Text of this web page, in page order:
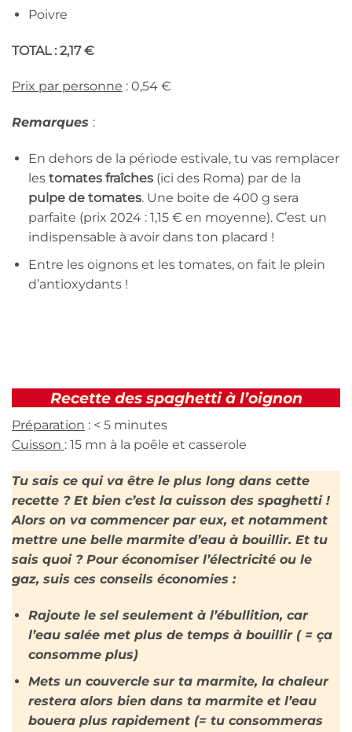
Poivre
TOTAL : 2,17 €
Prix par personne : 0,54 €
Remarques :
En dehors de la période estivale, tu vas remplacer
les tomates fraîches(ici des Roma) par de la
pulpe de tomates. Une boite de 400 g sera
parfaite (prix 2024 : 1,15 € en moyenne). C’est un
indispensable à avoir dans ton placard !
Entre les oignons et les tomates, on fait le plein
d’antioxydants !
Recette des spaghetti à l’oignon
Préparation : < 5 minutes
Cuisson : 15 mn à la poêle et casserole
Tu sais ce qui va être le plus long dans cette
recette ? Et bien c’est la cuisson des spaghetti !
Alors on va commencer par eux, et notamment
mettre une belle marmite d’eau à bouillir. Et tu
sais quoi ? Pour économiser l’électricité ou le
gaz, suis ces conseils économies :
Rajoute le sel seulement à l’ébullition, car
l’eau salée met plus de temps à bouillir ( = ça
consomme plus)
Mets un couvercle sur ta marmite, la chaleur
restera alors bien dans ta marmite et l’eau
bouera plus rapidement (= tu consommeras